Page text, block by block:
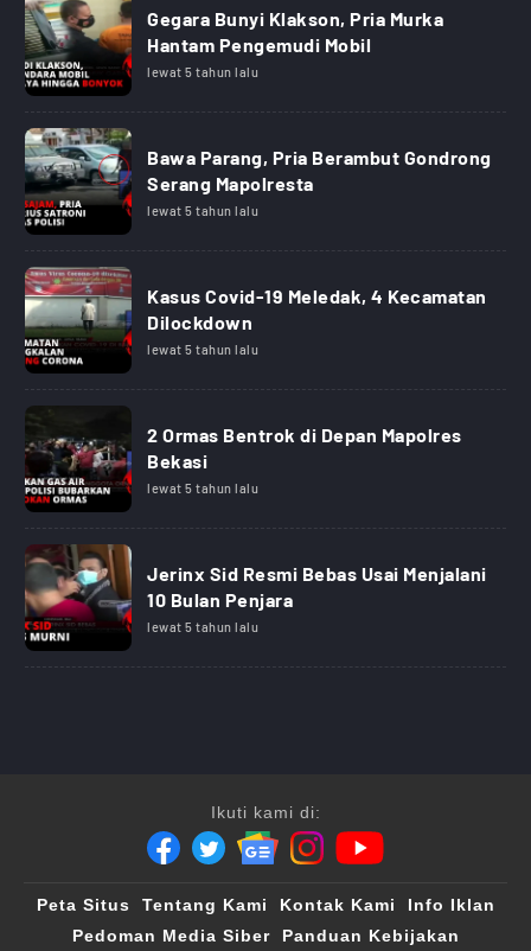
Gegara Bunyi Klakson, Pria Murka
Hantam Pengemudi Mobil
lewat 5 tahun lalu
Bawa Parang, Pria Berambut Gondrong
Serang Mapolresta
lewat 5 tahun lalu
Kasus Covid-19 Meledak, 4 Kecamatan
Dilockdown
lewat 5 tahun lalu
2 Ormas Bentrok di Depan Mapolres
Bekasi
lewat 5 tahun lalu
Jerinx Sid Resmi Bebas Usai Menjalani
10 Bulan Penjara
lewat 5 tahun lalu
Ikuti kami di:
Peta Situs Tentang Kami Kontak Kami
Info Iklan
Pedoman Media Siber
Panduan Kebijakan